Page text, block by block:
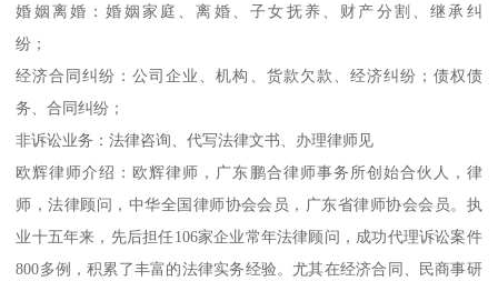
婚姻离婚：婚姻家庭、离婚、子女抚养、财产分割、继承纠
纷；
经济合同纠纷：公司企业、机构、货款欠款、经济纠纷；债权债
务、合同纠纷；
非诉讼业务：法律咨询、代写法律文书、办理律师见
欧辉律师介绍：欧辉律师，广东鹏合律师事务所创始合伙人，律
师，法律顾问，中华全国律师协会会员，广东省律师协会会员。执
业十五年来，先后担任106家企业常年法律顾问，成功代理诉讼案件
800多例，积累了丰富的法律实务经验。尤其在经济合同、民商事研